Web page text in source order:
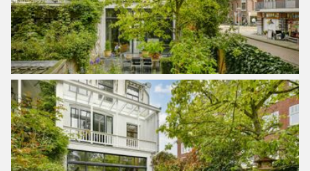
vloerverwarming en verdiepingen voorzien van houten
vloer;
– Verwarming en warm water middels cv-ketel (type
Remeha Quinta Ace, bouwjaar 2020) en boiler;
– Mechanische ventilatie, hydrofoor, alarminstallatie;
– Deels zinken dakshingles (2010) deels bitumen dakleer
(2009);
– Er is een vergunning aanwezig om een dakterras aan te
leggen;
– Oplevering in overleg.